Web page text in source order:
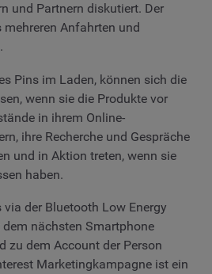
und Partnern diskutiert. Der
Anfahrten und
Pins im Laden, können sich die
wenn sie die Produkte vor
in ihrem Online-
ihre Recherche und Gespräche
und in Aktion treten, wenn sie
haben.
der Bluetooth Low Energy
nächsten Smartphone
zu dem Account der Person
Marketingkampagne ist ein